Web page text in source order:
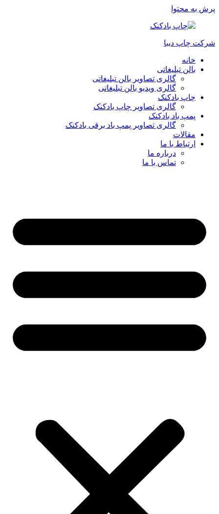
پرش به محتوا
شرکت چاپ دیبا
خانه
بالن تبلیغاتی
گالری تصاویر بالن تبلیغاتی
گالری ویدیو بالن تبلیغاتی
چاپ بادکنک
گالری تصاویر چاپ بادکنک
پمپ باد بادکنک
گالری تصاویر پمپ باد برقی بادکنک
مقالات
ارتباط با ما
درباره ما
تماس با ما